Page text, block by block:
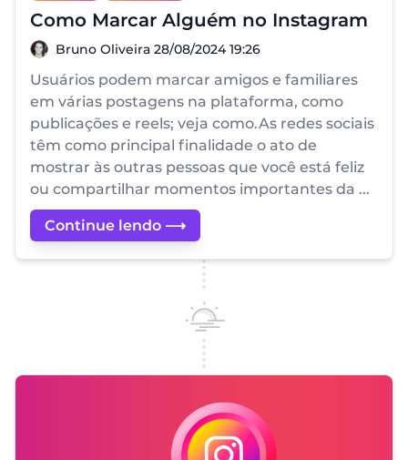
Como Marcar Alguém no Instagram
Bruno Oliveira
Bruno Oliveira 28/08/2024 19:26
Usuários podem marcar amigos e familiares
em várias postagens na plataforma, como
publicações e reels; veja como.As redes sociais
têm como principal finalidade o ato de
mostrar às outras pessoas que você está feliz
ou compartilhar momentos importantes da ...
Continue lendo ⟶